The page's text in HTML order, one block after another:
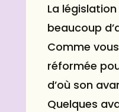
La
beaucoup
Comme
réformée
d’où son
Quelques